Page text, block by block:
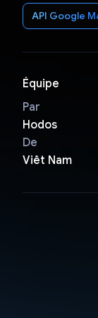
API Google
Équipe
Par
Hodos
De
Viêt Nam